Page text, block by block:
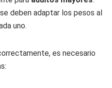
deben adaptar los pesos al
uno.
es necesario